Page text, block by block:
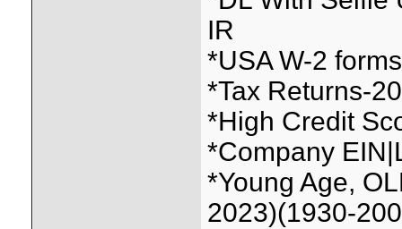
IR
*USA W-2
*Tax Returns-
*High Credit
*Company
*Young Age,
2023)(1930-